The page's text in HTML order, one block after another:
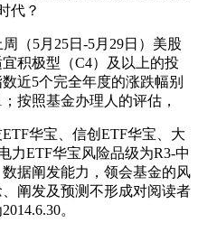
代？
5月25日-5月29日）美股
积极型（C4）及以上的投
近5个完全年度的涨跌幅别
按照基金办理人的评估，
华宝、信创ETF华宝、大
力ETF华宝风险品级为R3-中
据阐发能力，领会基金的风
阐发及预测不形成对阅读者
。